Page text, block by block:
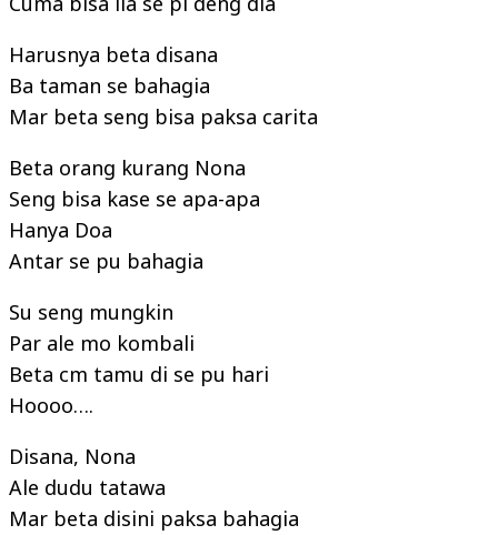
Harusnya beta disana
Ba taman se bahagia
Mar beta seng bisa paksa carita
Beta orang kurang Nona
Seng bisa kase se apa-apa
Hanya Doa
Antar se pu bahagia
Su seng mungkin
Par ale mo kombali
Beta cm tamu di se pu hari
Hoooo….
Disana, Nona
Ale dudu tatawa
Mar beta disini paksa bahagia